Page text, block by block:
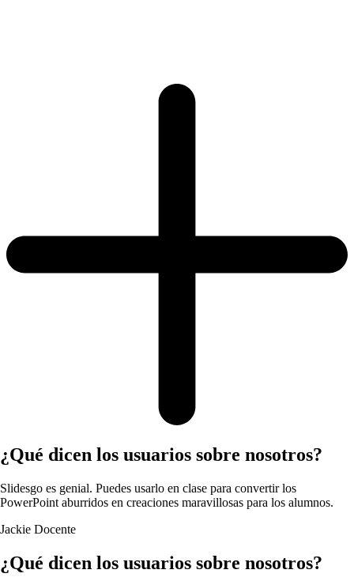
¿Qué dicen los usuarios sobre nosotros?
Slidesgo es genial. Puedes usarlo en clase para convertir los
PowerPoint aburridos en creaciones maravillosas para los alumnos.
Jackie Docente
¿Qué dicen los usuarios sobre nosotros?